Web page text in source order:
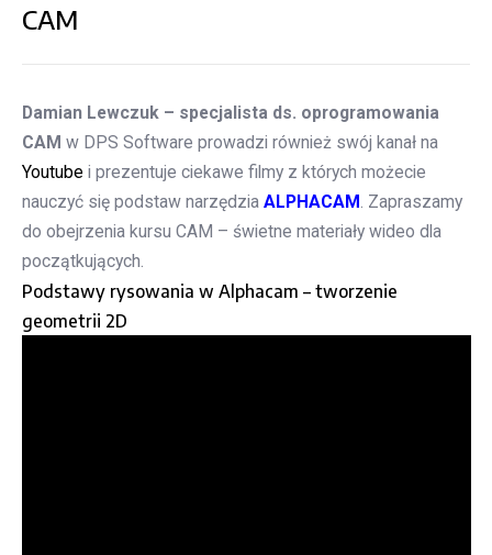
CAM
Damian Lewczuk – specjalista ds. oprogramowania
CAM w DPS Software prowadzi również swój kanał na
Youtube i prezentuje ciekawe filmy z których możecie
nauczyć się podstaw narzędzia ALPHACAM . Zapraszamy
do obejrzenia kursu CAM – świetne materiały wideo dla
początkujących.
Podstawy rysowania w Alphacam – tworzenie
geometrii 2D